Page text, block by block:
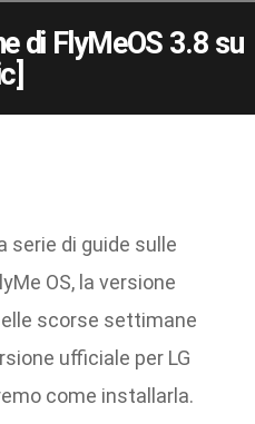
di FlyMeOS 3.8 su
serie di guide sulle
OS, la versione
scorse settimane
ufficiale per LG
come installarla.